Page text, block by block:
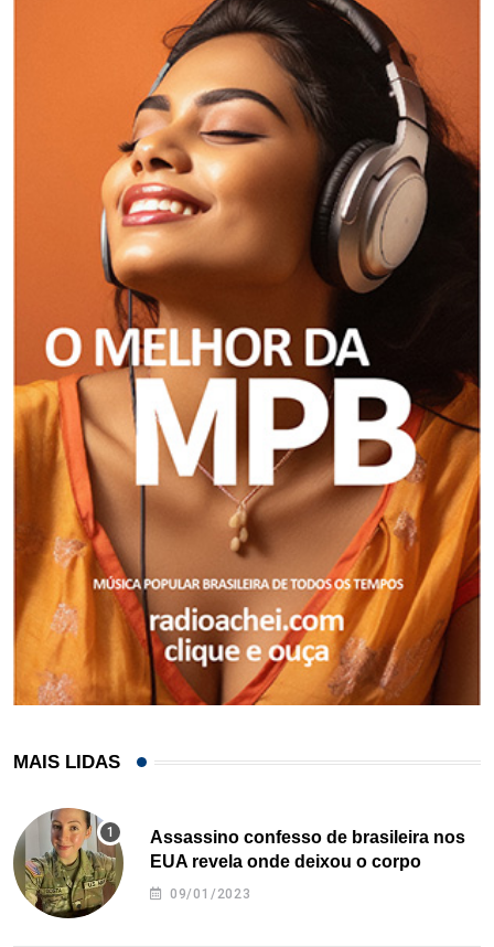
MAIS LIDAS
Assassino confesso de brasileira nos
EUA revela onde deixou o corpo
09/01/2023